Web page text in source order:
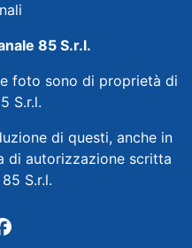
85 S.r.l.
foto sono di proprietà di
S.r.l.
di questi, anche in
di autorizzazione scritta
S.r.l.